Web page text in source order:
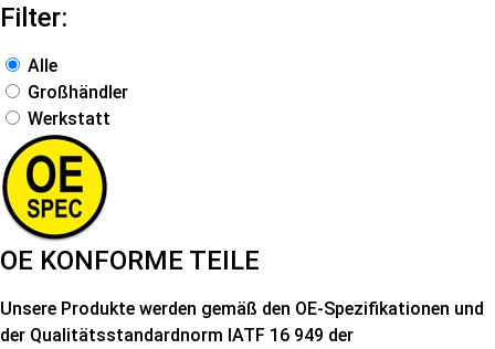
Filter:
Alle
Großhändler
Werkstatt
OE KONFORME TEILE
Unsere Produkte werden gemäß den OE-Spezifikationen und
der Qualitätsstandardnorm IATF 16 949 der